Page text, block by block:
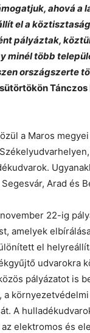
ahová a
el a
pályáztak,
minél több
országszerte
a Maros
Arad és
22-ig
amelyek
el
udvarokra
pályázatot is
A
elektromos és